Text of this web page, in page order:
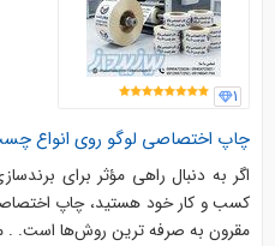
1
چاپ اختصاصی لوگو روی انواع
اگر به ‌دنبال راهی مؤثر برای
کسب ‌و کار خود هستید، چاپ
مقرون ‌به‌ صرفه‌ ترین روش‌ها است. .